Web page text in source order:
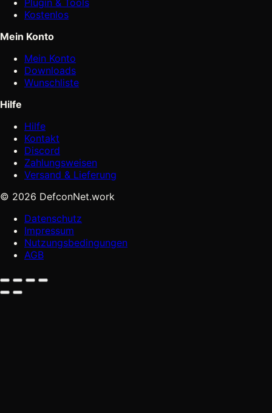
Plugin & Tools
Kostenlos
Mein Konto
Mein Konto
Downloads
Wunschliste
Hilfe
Hilfe
Kontakt
Discord
Zahlungsweisen
Versand & Lieferung
© 2026 DefconNet.work
Datenschutz
Impressum
Nutzungsbedingungen
AGB